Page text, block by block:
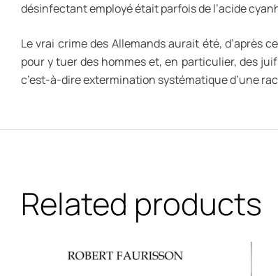
désinfectant employé était parfois de l’acide
Le vrai crime des Allemands aurait été, d’après
pour y tuer des hommes et, en particulier, des
c’est-à-dire extermination systématique d’une
Related products